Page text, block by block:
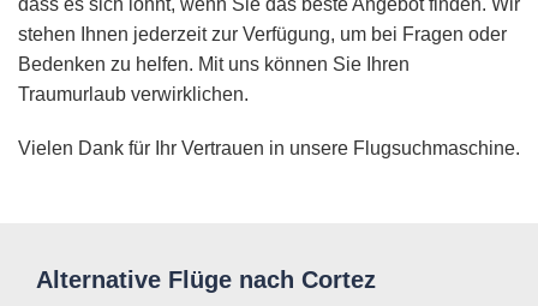
dass es sich lohnt, wenn Sie das beste Angebot finden. Wir
stehen Ihnen jederzeit zur Verfügung, um bei Fragen oder
Bedenken zu helfen. Mit uns können Sie Ihren
Traumurlaub verwirklichen.
Vielen Dank für Ihr Vertrauen in unsere Flugsuchmaschine.
Alternative Flüge nach Cortez